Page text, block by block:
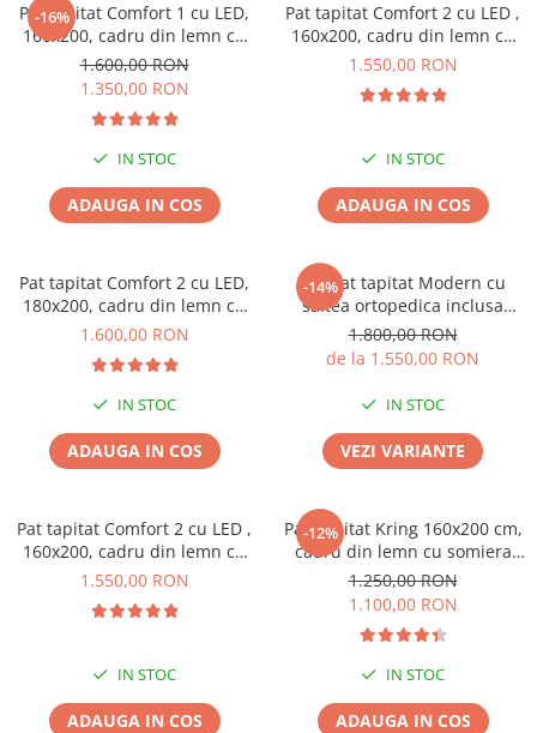
-16%
Pat tapitat Comfort 1 cu LED,
160x200, cadru din lemn cu
somiera fixa, culoare Gri
1.600,00 RON
1.350,00 RON
IN STOC
ADAUGA IN COS
Pat tapitat Comfort 2 cu LED ,
160x200, cadru din lemn cu
somiera fixa, culoare Gri
1.550,00 RON
IN STOC
ADAUGA IN COS
Pat tapitat Comfort 2 cu LED,
180x200, cadru din lemn cu
somiera fixa, culoare Crem
1.600,00 RON
IN STOC
ADAUGA IN COS
-14%
Set pat tapitat Modern cu
saltea ortopedica inclusa
22cm grosime, cadru din
lemn, culoare Gri
1.800,00 RON
de la 1.550,00 RON
IN STOC
VEZI VARIANTE
Pat tapitat Comfort 2 cu LED ,
160x200, cadru din lemn cu
somiera fixa, culoare Roz
1.550,00 RON
IN STOC
ADAUGA IN COS
-12%
Pat Tapitat Kring 160x200 cm,
cadru din lemn cu somiera
fixa, Culoare Maro
1.250,00 RON
1.100,00 RON
IN STOC
ADAUGA IN COS